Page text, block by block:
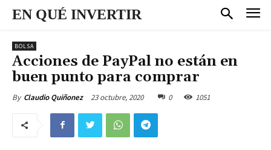
EN QUÉ INVERTIR
BOLSA
Acciones de PayPal no están en
buen punto para comprar
By Claudio Quiñonez 23 octubre, 2020 0 1051